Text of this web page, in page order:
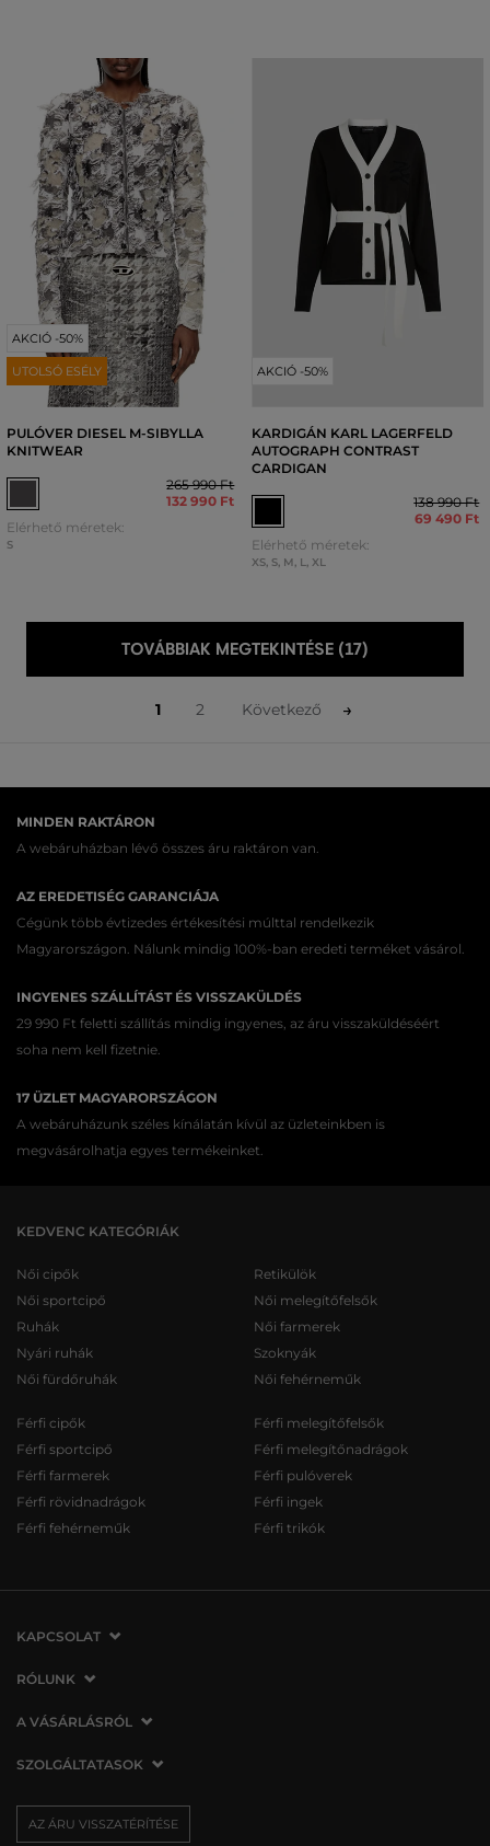
AKCIÓ -50%
UTOLSÓ ESÉLY
PULÓVER DIESEL M-SIBYLLA
KNITWEAR
265 990 Ft
132 990 Ft
Elérhető méretek:
S
AKCIÓ -50%
KARDIGÁN KARL LAGERFELD
AUTOGRAPH CONTRAST
CARDIGAN
138 990 Ft
69 490 Ft
Elérhető méretek:
XS, S, M, L, XL
TOVÁBBIAK MEGTEKINTÉSE (17)
1 2 Következő
MINDEN RAKTÁRON
A webáruházban lévő összes áru raktáron van.
AZ EREDETISÉG GARANCIÁJA
Cégünk több évtizedes értékesítési múlttal rendelkezik
Magyarországon. Nálunk mindig 100%-ban eredeti terméket vásárol.
INGYENES SZÁLLÍTÁST ÉS VISSZAKÜLDÉS
29 990 Ft feletti szállítás mindig ingyenes, az áru visszaküldéséért
soha nem kell fizetnie.
17 ÜZLET MAGYARORSZÁGON
A webáruházunk széles kínálatán kívül az üzleteinkben is
megvásárolhatja egyes termékeinket.
KEDVENC KATEGÓRIÁK
Női cipők
Női sportcipő
Ruhák
Nyári ruhák
Női fürdőruhák
Retikülök
Női melegítőfelsők
Női farmerek
Szoknyák
Női fehérneműk
Férfi cipők
Férfi sportcipő
Férfi farmerek
Férfi rövidnadrágok
Férfi fehérneműk
Férfi melegítőfelsők
Férfi melegítőnadrágok
Férfi pulóverek
Férfi ingek
Férfi trikók
KAPCSOLAT
VERMONT Services Slovakia s. r. o.
821 07 Bratislava
Szlovákia
info@vermont.hu
RÓLUNK
Cégünkről
Üzleteink
Sajtó
A VÁSÁRLÁSRÓL
A vásárlás menete
Az áru visszatérítése/visszáru
SZOLGÁLTATASOK
Szállítás és fizetés
Ajándékutalványok
AZ ÁRU VISSZATÉRÍTÉSE